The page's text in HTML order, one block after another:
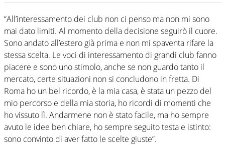
“All’interessamento dei club non ci penso ma non mi sono
mai dato limiti. Al momento della decisione seguirò il cuore.
Sono andato all’estero già prima e non mi spaventa rifare la
stessa scelta. Le voci di interessamento di grandi club fanno
piacere e sono uno stimolo, anche se non guardo tanto il
mercato, certe situazioni non si concludono in fretta. Di
Roma ho un bel ricordo, è la mia casa, è stata un pezzo del
mio percorso e della mia storia, ho ricordi di momenti che
ho vissuto lì. Andarmene non è stato facile, ma ho sempre
avuto le idee ben chiare, ho sempre seguito testa e istinto:
sono convinto di aver fatto le scelte giuste”.